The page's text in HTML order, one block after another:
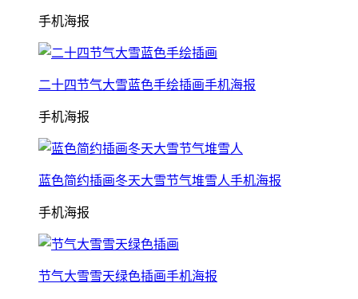
手机海报
二十四节气大雪蓝色手绘插画手机海报
手机海报
蓝色简约插画冬天大雪节气堆雪人手机海报
手机海报
节气大雪雪天绿色插画手机海报